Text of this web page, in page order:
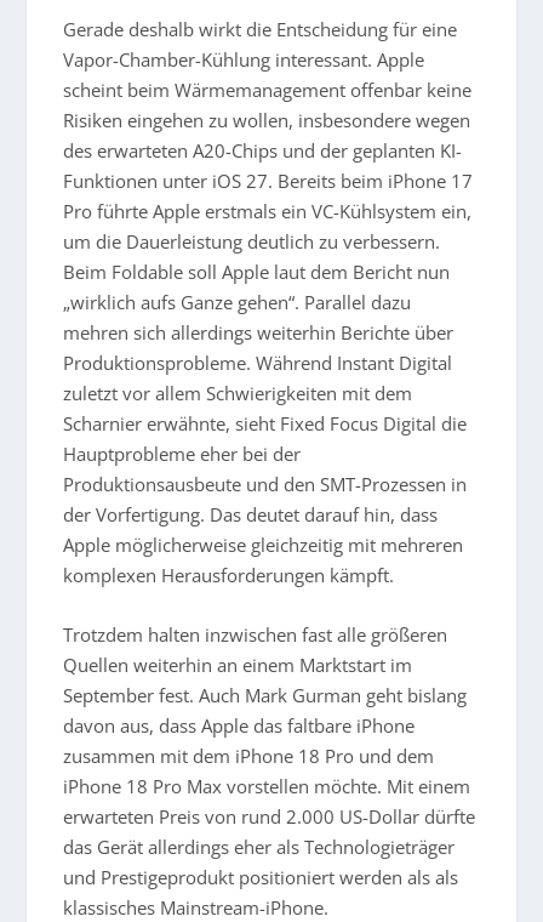
Gerade deshalb wirkt die Entscheidung für eine
Vapor-Chamber-Kühlung interessant. Apple
scheint beim Wärmemanagement offenbar keine
Risiken eingehen zu wollen, insbesondere wegen
des erwarteten A20-Chips und der geplanten KI-
Funktionen unter iOS 27. Bereits beim iPhone 17
Pro führte Apple erstmals ein VC-Kühlsystem ein,
um die Dauerleistung deutlich zu verbessern.
Beim Foldable soll Apple laut dem Bericht nun
„wirklich aufs Ganze gehen“. Parallel dazu
mehren sich allerdings weiterhin Berichte über
Produktionsprobleme. Während Instant Digital
zuletzt vor allem Schwierigkeiten mit dem
Scharnier erwähnte, sieht Fixed Focus Digital die
Hauptprobleme eher bei der
Produktionsausbeute und den SMT-Prozessen in
der Vorfertigung. Das deutet darauf hin, dass
Apple möglicherweise gleichzeitig mit mehreren
komplexen Herausforderungen kämpft.
Trotzdem halten inzwischen fast alle größeren
Quellen weiterhin an einem Marktstart im
September fest. Auch Mark Gurman geht bislang
davon aus, dass Apple das faltbare iPhone
zusammen mit dem iPhone 18 Pro und dem
iPhone 18 Pro Max vorstellen möchte. Mit einem
erwarteten Preis von rund 2.000 US-Dollar dürfte
das Gerät allerdings eher als Technologieträger
und Prestigeprodukt positioniert werden als als
klassisches Mainstream-iPhone.